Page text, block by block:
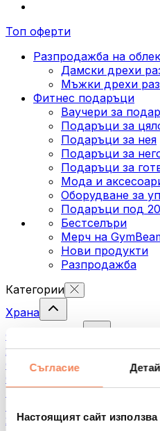
Съгласие
Настоящият сайт
Топ оферти
Разпродажба на
Дамски дрехи
Мъжки дрехи
Фитнес подаръци
Ваучери за
Подаръци за
Подаръци за нея
Подаръци за
Подаръци за
Мода и
Оборудване за
Подаръци под
Бестселъри
Мерч на
Нови продукти
Разпродажба
Категории
Храна
Фитнес храна
Ядки
Семена
Спредове и кремове за
Риба
Яйца